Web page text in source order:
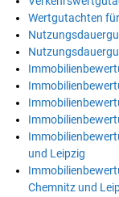
Wertgutachten
und Leipzig
Chemnitz und